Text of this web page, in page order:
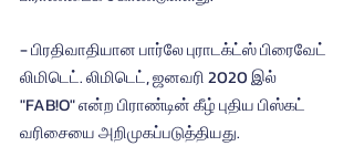
- பிரதிவாதியான பார்லே புராடக்ட்ஸ் பிரைவேட்
லிமிடெட். லிமிடெட், ஜனவரி 2020 இல்
"FAB!O" என்ற பிராண்டின் கீழ் புதிய பிஸ்கட்
வரிசையை அறிமுகப்படுத்தியது.